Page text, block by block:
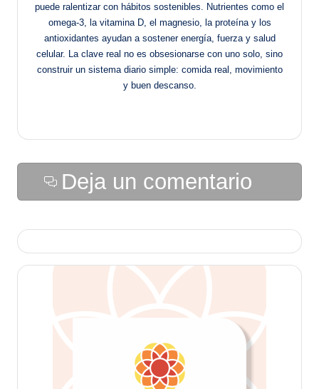
puede ralentizar con hábitos sostenibles. Nutrientes como el
omega-3, la vitamina D, el magnesio, la proteína y los
antioxidantes ayudan a sostener energía, fuerza y salud
celular. La clave real no es obsesionarse con uno solo, sino
construir un sistema diario simple: comida real, movimiento
y buen descanso.
Deja un comentario